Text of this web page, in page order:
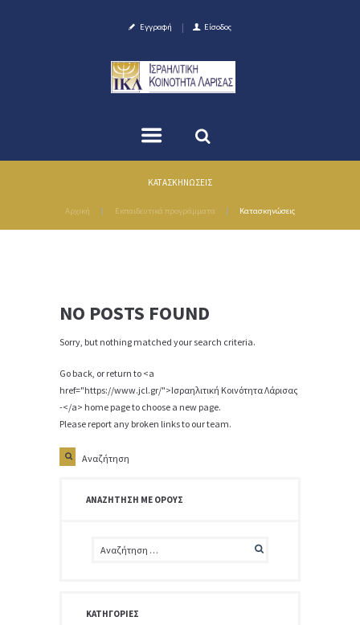
Εγγραφή Είσοδος
ΚΑΤΑΣΚΗΝΏΣΕΙΣ
Αρχική Εκπαιδευτικά προγράμματα Κατασκηνώσεις
NO POSTS FOUND
Sorry, but nothing matched your search criteria.
Go back, or return to <a
href="https://www.jcl.gr/">Ισραηλιτική Κοινότητα Λάρισας
-</a> home page to choose a new page.
Please report any broken links to our team.
ΑΝΑΖΉΤΗΣΗ ΜΕ ΌΡΟΥΣ
ΚΑΤΗΓΟΡΊΕΣ